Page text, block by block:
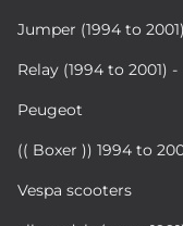
Jumper (1994 to
Relay (1994 to 2001) -
Peugeot
(( Boxer )) 1994 to
Vespa scooters